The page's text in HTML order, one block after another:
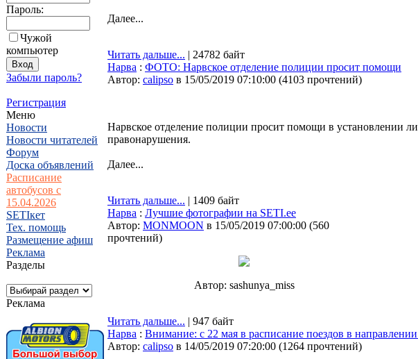
Пароль:
Чужой
компьютер
Забыли пароль?
Регистрация
Меню
Новости
Новости читателей
Форум
Доска объявлений
Расписание
автобусов с
15.04.2026
SETIкет
Тех. помощь
Размещение афиш
Реклама
Разделы
Реклама
Далее...
Читать дальше... | 24782 байт
Нарва : ФОТО: Нарвское отделение полиции просит помощи
Автор: calipso в 15/05/2019 07:10:00 (4103 прочтений)
Нарвское отделение полиции просит помощи в установлении
правонарушения.
Далее...
Читать дальше... | 1409 байт
Нарва : Лучшие фотографии на SETI.ee
Автор: MONMOON в 15/05/2019 07:00:00 (560
прочтений)
Автор: sashunya_miss
Читать дальше... | 947 байт
Нарва : Внимание: с 22 мая в расписание поездов в
Автор: calipso в 14/05/2019 07:20:00 (1264 прочтений)